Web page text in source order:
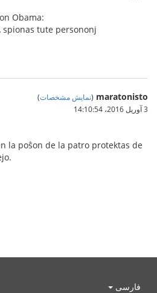
Obama:
spionas tute persononj
maratonisto
(نمایش مشخصات)
3 آوریل 2016،‏ 14:10:54
la poŝon de la patro protektas de
فارسی